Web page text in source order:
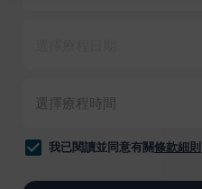
我已閱讀並同意有關條款細則